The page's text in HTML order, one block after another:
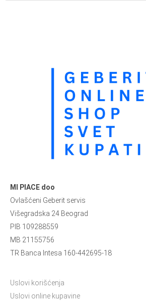
MI PIACE doo
Ovlašćeni Geberit servis
Višegradska 24 Beograd
PIB 109288559
MB 21155756
TR Banca Intesa 160-442695-18
Uslovi korišćenja
Uslovi online kupavine